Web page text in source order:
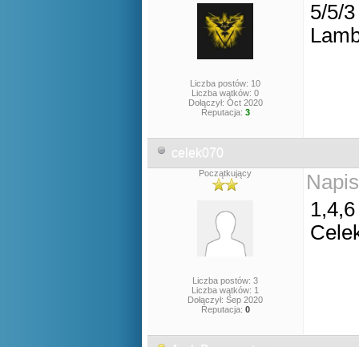
Liczba postów: 10
Liczba wątków: 0
Dołączył: Oct 2020
Reputacja: 3
5/5/3
celek070
Początkujący
Liczba postów: 3
Liczba wątków: 1
Dołączył: Sep 2020
Reputacja: 0
1,4,6